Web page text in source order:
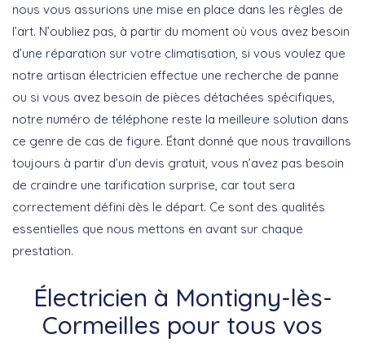
nous vous assurions une mise en place dans les règles de
l’art. N’oubliez pas, à partir du moment où vous avez besoin
d’une réparation sur votre climatisation, si vous voulez que
notre artisan électricien effectue une recherche de panne
ou si vous avez besoin de pièces détachées spécifiques,
notre numéro de téléphone reste la meilleure solution dans
ce genre de cas de figure. Étant donné que nous travaillons
toujours à partir d’un devis gratuit, vous n’avez pas besoin
de craindre une tarification surprise, car tout sera
correctement défini dès le départ. Ce sont des qualités
essentielles que nous mettons en avant sur chaque
prestation.
Électricien à Montigny-lès-
Cormeilles pour tous vos